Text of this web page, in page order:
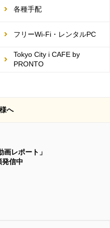
各種手配
フリーWi-Fi・レンタルPC
Tokyo City i CAFE by
PRONTO
へ
レポート」
発信中